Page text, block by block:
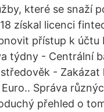
které se snaží
získal licenci
přístup k
týdny - Centrální
-
Správa
přehled o